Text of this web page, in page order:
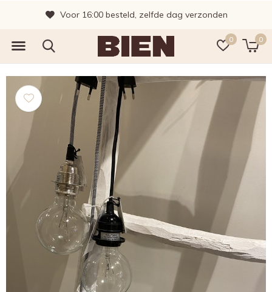
0 0
Voor 16:00 besteld, zelfde dag verzonden